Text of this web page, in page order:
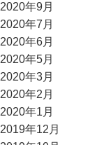
2020年9月
2020年7月
2020年6月
2020年5月
2020年3月
2020年2月
2020年1月
2019年12月